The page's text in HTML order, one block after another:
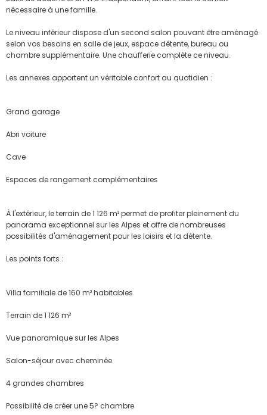
nécessaire à une famille.
Le niveau inférieur dispose d'un second salon pouvant être aménagé
selon vos besoins en salle de jeux, espace détente, bureau ou
chambre supplémentaire. Une chaufferie complète ce niveau.
Les annexes apportent un véritable confort au quotidien :
Grand garage
Abri voiture
Cave
Espaces de rangement complémentaires
À l'extérieur, le terrain de 1 126 m² permet de profiter pleinement du
panorama exceptionnel sur les Alpes et offre de nombreuses
possibilités d'aménagement pour les loisirs et la détente.
Les points forts :
Villa familiale de 160 m² habitables
Terrain de 1 126 m²
Vue panoramique sur les Alpes
Salon-séjour avec cheminée
4 grandes chambres
Possibilité de créer une 5? chambre